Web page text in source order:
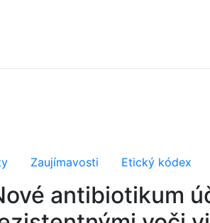
Zaujímavosti Etický kódex
antibiotikum